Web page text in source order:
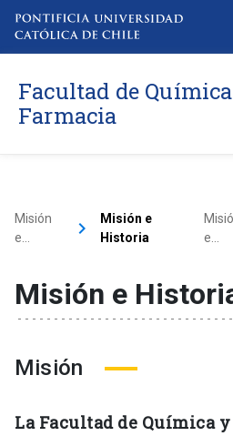
Facultad de
Farmacia
Misión
e…
keyboard_arrow_right
Misión e
Historia
e…
Misión e
Misión
La Facultad de Química